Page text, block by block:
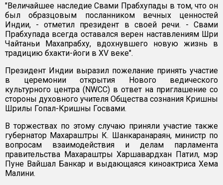
"Величайшее наследие Свами Прабхупады в том, что он
был образцовым посланником вечных ценностей
Индии, - отметил президент в своей речи. - Свами
Прабхупада всегда оставался верен наставлениям Шри
Чайтаньи Махапрабху, вдохнувшего новую жизнь в
традицию бхакти-йоги в XV веке".
Президент Индии выразил пожелание принять участие
в церемонии открытия Нового ведического
культурного центра (NWCC) в ответ на приглашение со
стороны духовного учителя Общества сознания Кришны
Шрилы Гопал-Кришны Госвами.
В торжествах по этому случаю приняли участие также
губернатор Махараштры К. Шанкаранараян, министр по
вопросам взаимодействия и делам парламента
правительства Махараштры Харшавардхан Патил, мэр
Пуне Вайшал Банкар и выдающаяся киноактриса Хема
Малини.